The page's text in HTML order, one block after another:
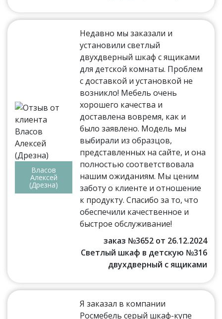
Власов
Алексей
(Дрезна)
Недавно мы заказали и
установили светлый
двухдверный шкаф с ящиками
для детской комнаты. Проблем
с доставкой и установкой не
возникло! Мебель очень
хорошего качества и
доставлена вовремя, как и
было заявлено. Модель мы
выбирали из образцов,
представленных на сайте, и она
полностью соответствовала
нашим ожиданиям. Мы ценим
заботу о клиенте и отношение
к продукту. Спасибо за то, что
обеспечили качественное и
быстрое обслуживание!
заказ №3652 от 26.12.2024
Светлый шкаф в детскую №316
двухдверный с ящиками
Я заказал в компании
Росмебель серый шкаф-купе